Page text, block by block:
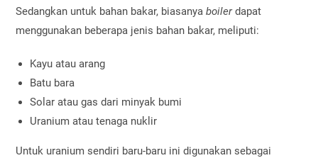
Sedangkan untuk bahan bakar, biasanyaboilerdapat
menggunakan beberapa jenis bahan bakar, meliputi:
Kayu atau arang
Batu bara
Solar atau gas dari minyak bumi
Uranium atau tenaga nuklir
Untuk uranium sendiri baru-baru ini digunakan sebagai